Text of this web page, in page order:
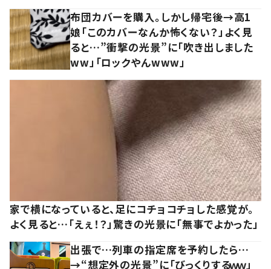
布団カバーを購入。しかし帰宅後→高1
娘「このカバーなんか怖くない？」よく見
ると…”衝撃の光景”に「吹き出しました
ww」「ロックやんwww」
家で横になっていると、足にコチョコチョした感覚が。
よく見ると…「えぇ！？」驚きの光景に「無事でよかった」
出張で…列車の指定席を予約したら…
→“想定外の光景”に「びっくりするｗｗ」